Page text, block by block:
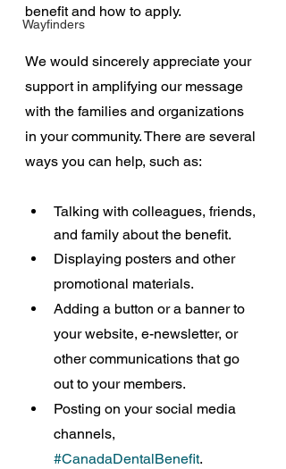
Wayfinders
benefit and how to apply.
We would sincerely appreciate your
support in amplifying our message
with the families and organizations
in your community. There are several
ways you can help, such as:
Talking with colleagues, friends,
and family about the benefit.
Displaying posters and other
promotional materials.
Adding a button or a banner to
your website, e-newsletter, or
other communications that go
out to your members.
Posting on your social media
channels,
#CanadaDentalBenefit.